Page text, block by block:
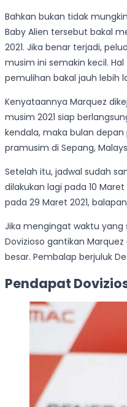
Bahkan bukan tidak
Baby Alien tersebut bakal
2021. Jika benar terjadi,
musim ini semakin kecil.
pemulihan bakal jauh lebih
Kenyataannya Marquez
musim 2021 siap
kendala, maka bulan
pramusim di Sepang,
Setelah itu, jadwal sudah
dilakukan lagi pada 10
pada 29 Maret 2021,
Jika mengingat waktu
Dovizioso gantikan Marquez
besar. Pembalap berjuluk
Pendapat